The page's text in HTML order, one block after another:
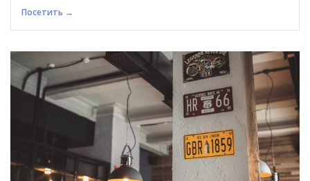
Посетить →